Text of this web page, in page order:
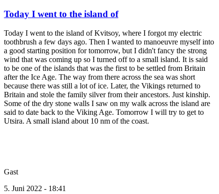
Today I went to the island of
Today I went to the island of Kvitsoy, where I forgot my electric
toothbrush a few days ago. Then I wanted to manoeuvre myself into
a good starting position for tomorrow, but I didn't fancy the strong
wind that was coming up so I turned off to a small island. It is said
to be one of the islands that was the first to be settled from Britain
after the Ice Age. The way from there across the sea was short
because there was still a lot of ice. Later, the Vikings returned to
Britain and stole the family silver from their ancestors. Just kinship.
Some of the dry stone walls I saw on my walk across the island are
said to date back to the Viking Age. Tomorrow I will try to get to
Utsira. A small island about 10 nm of the coast.
Gast
5. Juni 2022 - 18:41